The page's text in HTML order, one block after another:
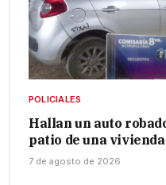
POLICIALES
Hallan un auto
patio de una vivienda
7 de agosto de 2026